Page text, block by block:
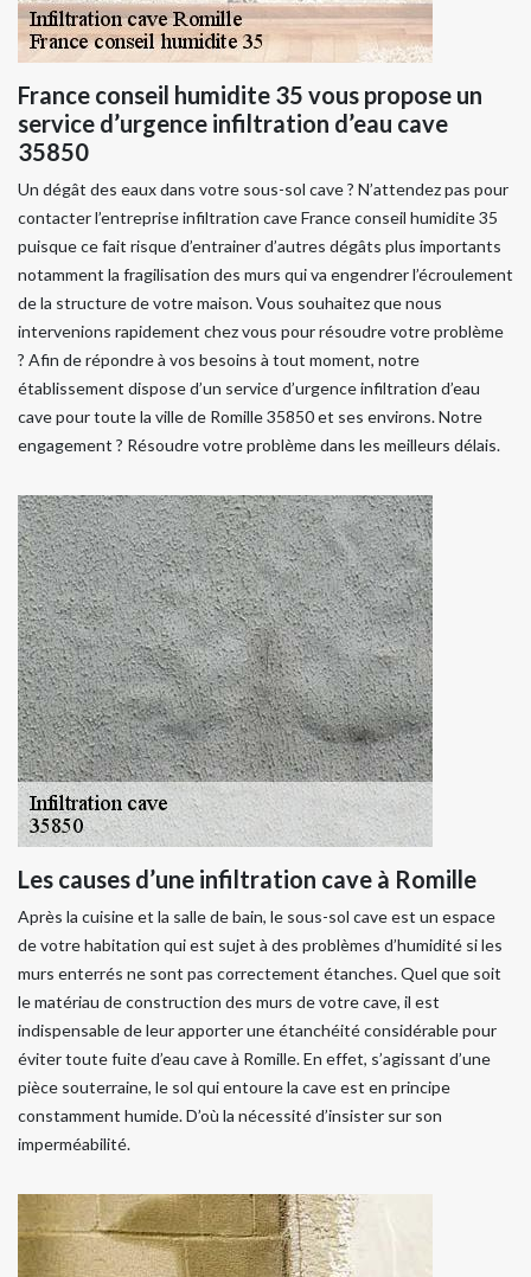
France conseil humidite 35 vous propose un
service d’urgence infiltration d’eau cave
35850
Un dégât des eaux dans votre sous-sol cave ? N’attendez pas pour
contacter l’entreprise infiltration cave France conseil humidite 35
puisque ce fait risque d’entrainer d’autres dégâts plus importants
notamment la fragilisation des murs qui va engendrer l’écroulement
de la structure de votre maison. Vous souhaitez que nous
intervenions rapidement chez vous pour résoudre votre problème
? Afin de répondre à vos besoins à tout moment, notre
établissement dispose d’un service d’urgence infiltration d’eau
cave pour toute la ville de Romille 35850 et ses environs. Notre
engagement ? Résoudre votre problème dans les meilleurs délais.
Les causes d’une infiltration cave à Romille
Après la cuisine et la salle de bain, le sous-sol cave est un espace
de votre habitation qui est sujet à des problèmes d’humidité si les
murs enterrés ne sont pas correctement étanches. Quel que soit
le matériau de construction des murs de votre cave, il est
indispensable de leur apporter une étanchéité considérable pour
éviter toute fuite d’eau cave à Romille. En effet, s’agissant d’une
pièce souterraine, le sol qui entoure la cave est en principe
constamment humide. D’où la nécessité d’insister sur son
imperméabilité.